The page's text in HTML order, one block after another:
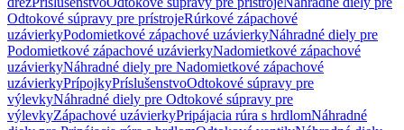
Odtokové súpravy pre prístrojeRúrkové zápachové
uzávierkyPodomietkové zápachové uzávierkyNáhradné diely pre
Podomietkové zápachové uzávierkyNadomietkové zápachové
uzávierkyNáhradné diely pre Nadomietkové zápachové
uzávierkyPrípojkyPríslušenstvoOdtokové súpravy pre
výlevkyNáhradné diely pre Odtokové súpravy pre
výlevkyZápachové uzávierkyPripájacia rúra s hrdlomNáhradné